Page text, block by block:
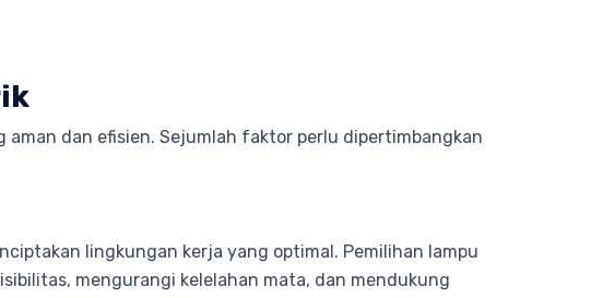
dan efisien. Sejumlah faktor perlu dipertimbangkan
lingkungan kerja yang optimal. Pemilihan lampu
mengurangi kelelahan mata, dan mendukung